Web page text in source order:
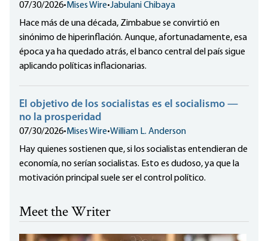
07/30/2026•Mises Wire•Jabulani Chibaya
Hace más de una década, Zimbabue se convirtió en
sinónimo de hiperinflación. Aunque, afortunadamente, esa
época ya ha quedado atrás, el banco central del país sigue
aplicando políticas inflacionarias.
El objetivo de los socialistas es el socialismo —
no la prosperidad
07/30/2026•Mises Wire•William L. Anderson
Hay quienes sostienen que, si los socialistas entendieran de
economía, no serían socialistas. Esto es dudoso, ya que la
motivación principal suele ser el control político.
Meet the Writer